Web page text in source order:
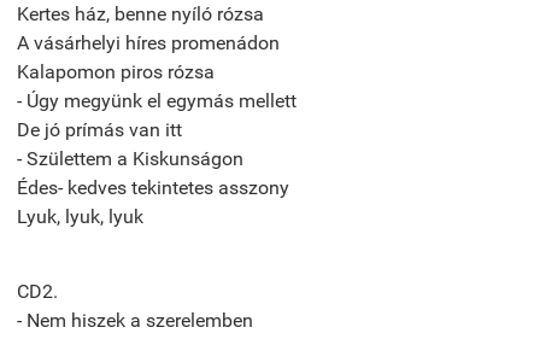
Kertes ház, benne nyíló rózsa
A vásárhelyi híres promenádon
Kalapomon piros rózsa
- Úgy megyünk el egymás mellett
De jó prímás van itt
- Születtem a Kiskunságon
Édes- kedves tekintetes asszony
Lyuk, lyuk, lyuk
CD2.
- Nem hiszek a szerelemben